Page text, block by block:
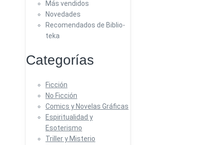
Más vendidos
Novedades
Recomendados de Biblio-
teka
Categorías
Ficción
No Ficción
Comics y Novelas Gráficas
Espiritualidad y
Esoterismo
Triller y Misterio